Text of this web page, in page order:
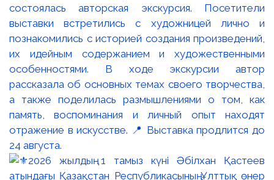
состоялась авторская экскурсия. Посетители
выставки встретились с художницей лично и
познакомились с историей создания произведений,
их идейным содержанием и художественными
особенностями. В ходе экскурсии автор
рассказала об основных темах своего творчества,
а также поделилась размышлениями о том, как
память, воспоминания и личный опыт находят
отражение в искусстве. 📍 Выставка продлится до
24 августа.